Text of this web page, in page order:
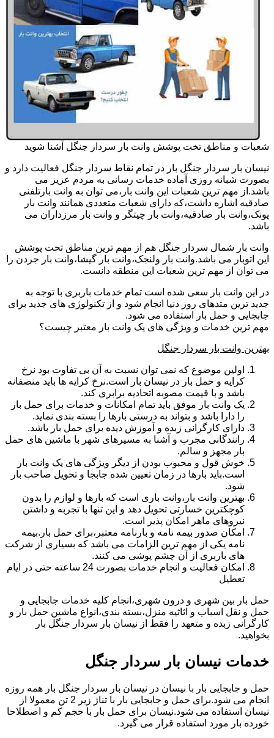
شعبات و مناطق تخت پوشش وانت بار سردار جنگل آشنا شوید
نیسان بار سردار جنگل بار در تمام نقاط سردار جنگل فعالیت دارد و
بصورت شبانه روزی آماده خدمات رسانی به مردم عزیز می
باشد.از مهم ترین شعبات این وانت بار،می توان به وانت بارتلفنی
صادقیه اشاره داشت،که دارای شعبات متعددی همانند وانت بار
پونک،وانت بار صادقیه،وانت بار چیتگر و وانت بار مرزداران می
باشد.
وانت بار شمال سردار جنگل هم از مهم ترین مناطق تحت پوشش
این اتوبار می باشد.وانت بار ولنجک،وانت بار گیشا،وانت بار جردن را
می توان از مهم ترین شعبات این منطقه دانست.
در این وانت بار سعی شده است تمام خدمات باربری با توجه به
جدید ترین متدهای روز دنیا انجام شود و از تکنولوژی های جدید برای
جابجایی و حمل بار استفاده می شود.
مهم ترین خدمات و ویژگی های یک وانت بار معتبر چیست؟
بهترین وانت بار سردار جنگل
اولین موضوع که نمی توان نسبت به آن بی تفاوت بود نرخ
کرایه و حمل بار در نیسان بار است.نرخ کرایه ها باید منصفانه
باشد و با قیمت مصوبه اتحادیه برابری کند.
یک وانت بار موفق باید تمام امکانات و خدمات برای حمل بار
را دارا باشد و بتواند به درستی بارها را بسته بندی نماید.
دارای کارگرانی زبده و آموزش دیده برای حمل بار باشد.
رانندگانی مجرب و آشنا به مسیرهای شهر با ماشین های حمل
بار مجهز و سالم.
خوش قول و محبوب بودن از دیگر ویژگی های یک وانت بار
است.باید بارها در زمان تعیین شده جابجا و تحویل صاحب بار
شود.
بهترین وانت بار،وانت باری است که بارها و لوازم را بدون
کوچکترین خسارتی تحویل دهد و این تنها با تجربه و داشتن
نیروهای ماهر امکان پذیر است.
امکان صدور بیمه نامه و بارنامه معتبر،برای حمل بار.بیمه
نامه یکی از مهم ترین الزامات می باشد که بسیاری از شرکت
های باربری از آن چشم پوشی می کنند.
امکان فعالیت و انجام خدمات بصورت 24 ساعته حتی در ایام
تعطیل
حمل بار بین شهری و درون شهری،انجام کلیه خدمات جابجایی و
حمل و نقل اسباب و اثاثیه منزل،بسته بندی،انواع ماشین حمل بار و
کارگرانی زبده و متعهد را فقط از نیسان بار سردار جنگل بار
بخواهید.
خدمات نیسان بار سردار جنگل
حمل و جابجایی بار با نیسان در نیسان بار سردار جنگل بار همه روزه
انجام می شود.برای حمل و جابجایی بار با تناژ زیر 2 تن معمولا از
نیسان استفاده می شود.نیسان برای حمل بار با حجم کم و اصطلاحا
خورده بار مورد استفاده قرار می گیرد.